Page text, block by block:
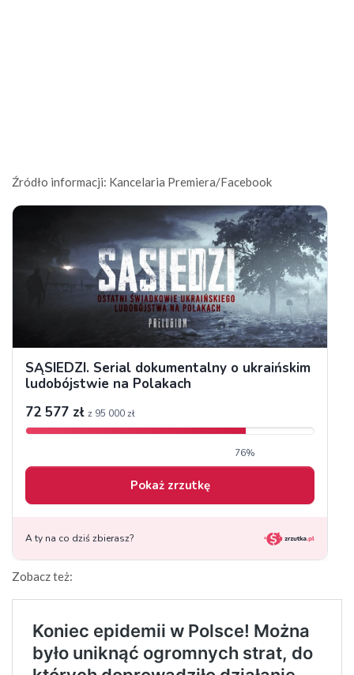
Źródło informacji: Kancelaria Premiera/Facebook
Zobacz też: